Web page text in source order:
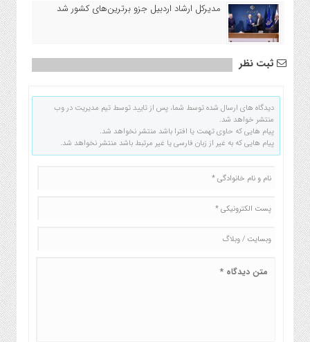
مدیرکل ارشاد اردبیل جزو برترین‌های کشور شد
ثبت نظر
دیدگاه های ارسال شده توسط شما، پس از تایید توسط تیم مدیریت در وب
منتشر خواهد شد.
پیام هایی که حاوی تهمت یا افترا باشد منتشر نخواهد شد.
پیام هایی که به غیر از زبان فارسی یا غیر مرتبط باشد منتشر نخواهد شد.